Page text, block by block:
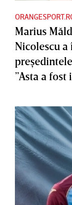
Marius
Nicolescu a
”Asta a fost